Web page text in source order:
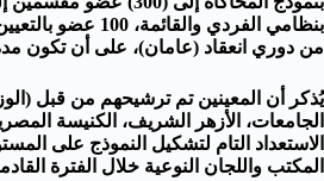
بنظامي الفردي
من دوري انعقاد (عامان)، على أن تكون مدة
يُذكر أن المعينين تم ترشيحهم من قبل
الجامعات، الأزهر الشريف، الكنيسة
الاستعداد التام لتشكيل النموذج على
المكتب واللجان النوعية خلال الفترة